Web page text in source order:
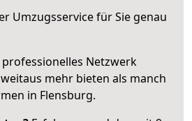
Umzugsservice für Sie genau
Netzwerk
mehr bieten als manch
in Flensburg.